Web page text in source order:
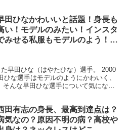
田ひなかわいいと話題！身長も
い！モデルのみたい！インスタ
みせる私服もモデルのよう！ア
早田ひな（はやたひな）選手。 2000
な選手はモデルのようにかわいく、
んな早田ひな選手について気になる
田有志の身長、最高到達点は？
気なの？原因不明の病？高校や